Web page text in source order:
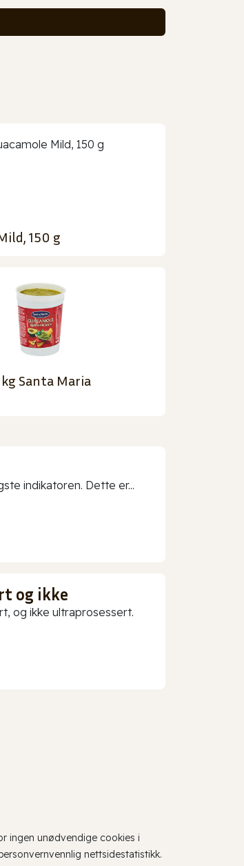
150 g
Santa Maria
indikatoren. Dette er...
og ikke
og ikke ultraprosessert.
ingen unødvendige cookies i
nettsidestatistikk.